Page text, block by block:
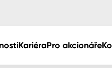
KariéraPro akcionáře